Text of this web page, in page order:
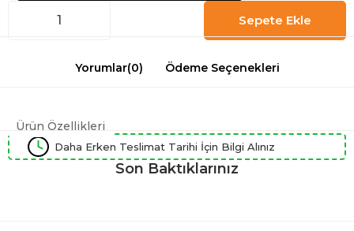
Yorumlar(0) Ödeme Seçenekleri
Ürün Özellikleri
Daha Erken Teslimat Tarihi İçin Bilgi Alınız
Son Baktıklarınız